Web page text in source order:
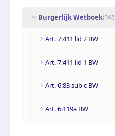
Burgerlijk Wetboek(BW)
Art. 7:411 lid 2 BW
Art. 7:411 lid 1 BW
Art. 6:83 sub c BW
Art. 6:119a BW